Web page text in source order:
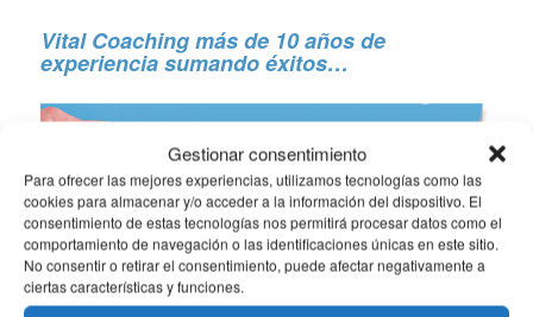
Gestionar consentimiento
Para ofrecer las mejores experiencias, utilizamos tecnologías como las
cookies para almacenar y/o acceder a la información del dispositivo. El
consentimiento de estas tecnologías nos permitirá procesar datos como el
comportamiento de navegación o las identificaciones únicas en este sitio.
No consentir o retirar el consentimiento, puede afectar negativamente a
ciertas características y funciones.
Vital Coaching más de 10 años de
experiencia sumando éxitos…